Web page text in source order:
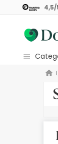
4,5/